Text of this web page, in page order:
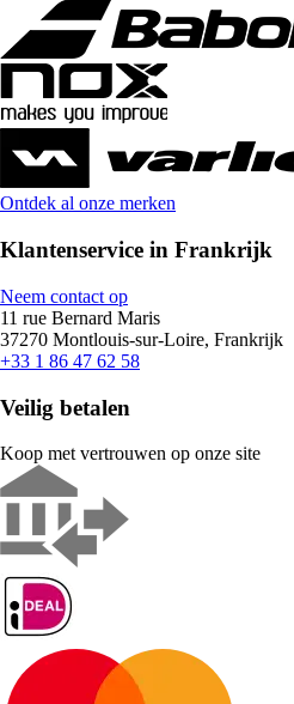
Ontdek al onze merken
Klantenservice in Frankrijk
Neem contact op
11 rue Bernard Maris
37270 Montlouis-sur-Loire, Frankrijk
+33 1 86 47 62 58
Veilig betalen
Koop met vertrouwen op onze site